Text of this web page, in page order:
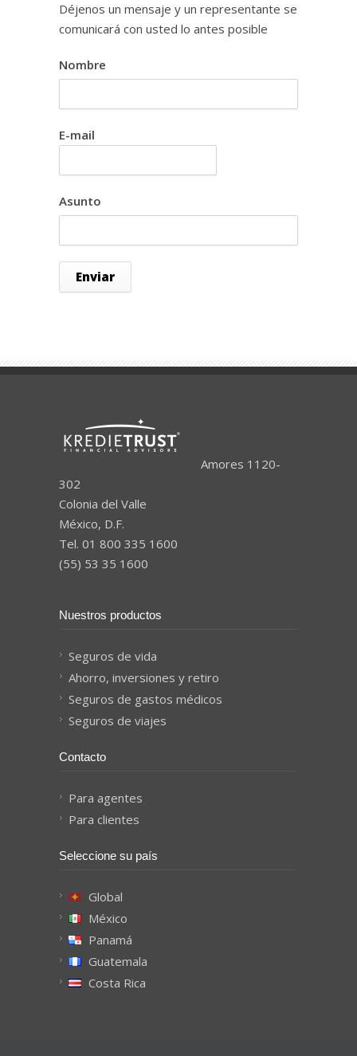
Déjenos un mensaje y un representante se
comunicará con usted lo antes posible
Nombre
E-mail
Asunto
Amores 1120-
302
Colonia del Valle
México, D.F.
Tel. 01 800 335 1600
(55) 53 35 1600
Nuestros productos
Seguros de vida
Ahorro, inversiones y retiro
Seguros de gastos médicos
Seguros de viajes
Contacto
Para agentes
Para clientes
Seleccione su país
Global
México
Panamá
Guatemala
Costa Rica